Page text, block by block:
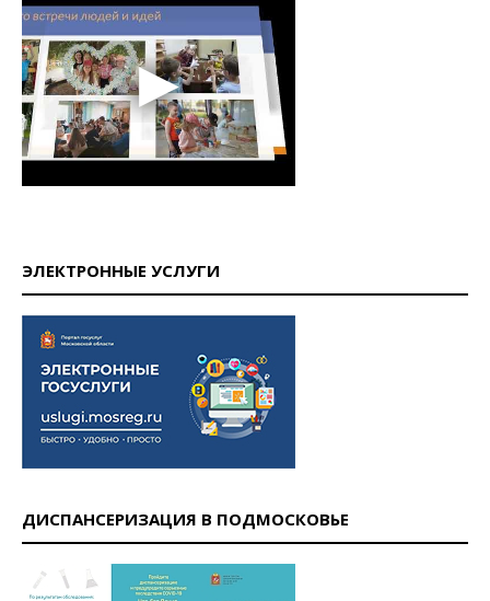
ЭЛЕКТРОННЫЕ УСЛУГИ
ДИСПАНСЕРИЗАЦИЯ В ПОДМОСКОВЬЕ